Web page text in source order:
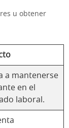
u obtener
a mantenerse
en el
laboral.